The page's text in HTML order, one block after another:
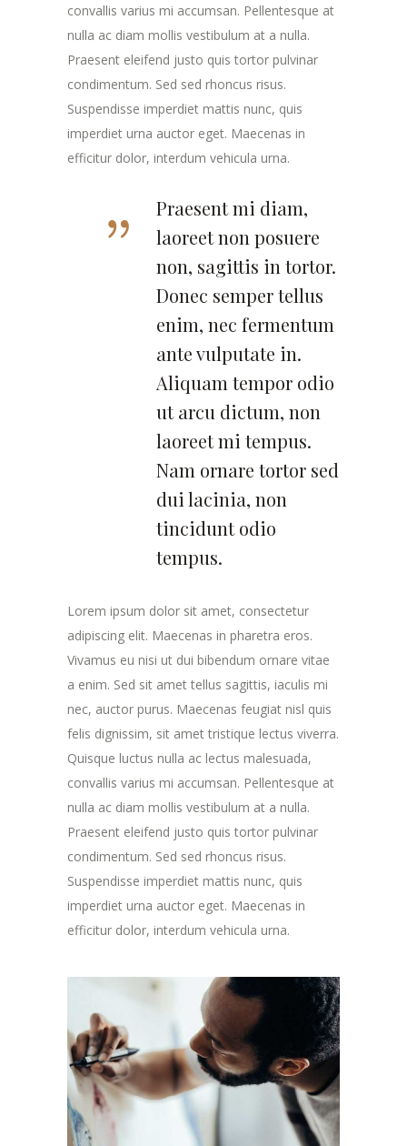
convallis varius mi accumsan. Pellentesque at
nulla ac diam mollis vestibulum at a nulla.
Praesent eleifend justo quis tortor pulvinar
condimentum. Sed sed rhoncus risus.
Suspendisse imperdiet mattis nunc, quis
imperdiet urna auctor eget. Maecenas in
efficitur dolor, interdum vehicula urna.
Praesent mi diam,
laoreet non posuere
non, sagittis in tortor.
Donec semper tellus
enim, nec fermentum
ante vulputate in.
Aliquam tempor odio
ut arcu dictum, non
laoreet mi tempus.
Nam ornare tortor sed
dui lacinia, non
tincidunt odio
tempus.
Lorem ipsum dolor sit amet, consectetur
adipiscing elit. Maecenas in pharetra eros.
Vivamus eu nisi ut dui bibendum ornare vitae
a enim. Sed sit amet tellus sagittis, iaculis mi
nec, auctor purus. Maecenas feugiat nisl quis
felis dignissim, sit amet tristique lectus viverra.
Quisque luctus nulla ac lectus malesuada,
convallis varius mi accumsan. Pellentesque at
nulla ac diam mollis vestibulum at a nulla.
Praesent eleifend justo quis tortor pulvinar
condimentum. Sed sed rhoncus risus.
Suspendisse imperdiet mattis nunc, quis
imperdiet urna auctor eget. Maecenas in
efficitur dolor, interdum vehicula urna.